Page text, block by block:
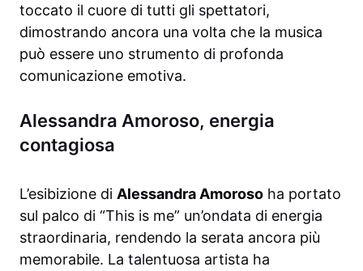
toccato il cuore di tutti gli spettatori,
dimostrando ancora una volta che la musica
può essere uno strumento di profonda
comunicazione emotiva.
Alessandra Amoroso, energia
contagiosa
L’esibizione di Alessandra Amoroso ha portato
sul palco di “This is me” un’ondata di energia
straordinaria, rendendo la serata ancora più
memorabile. La talentuosa artista ha